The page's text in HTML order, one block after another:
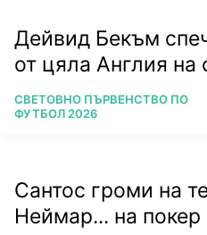
Дейвид Бекъм
от цяла Англия на
ПОВЕЧЕ ОТ
СВЕТОВНО ПЪРВЕНСТВО ПО
ФУТБОЛ 2026
Сантос громи на
Неймар... на покер